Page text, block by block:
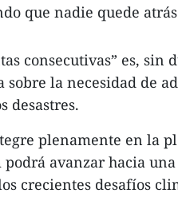
que nadie quede
consecutivas” es, sin
la necesidad de
desastres.
plenamente en la
avanzar hacia una
crecientes desafíos